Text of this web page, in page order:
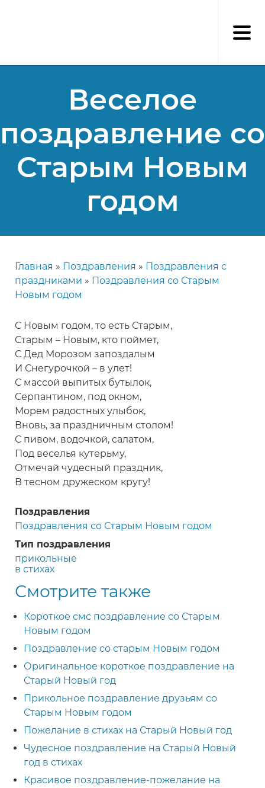
Веселое
поздравление со
Старым Новым
годом
Строка
навигации
Главная Поздравления
Поздравления с
праздниками
Поздравления со Старым
Новым годом
С Новым годом, то есть Старым,
Старым – Новым, кто поймет,
С Дед Морозом запоздалым
И Снегурочкой – в улет!
С массой выпитых бутылок,
Серпантином, под окном,
Морем радостных улыбок,
Вновь, за праздничным столом!
С пивом, водочкой, салатом,
Под веселья кутерьму,
Отмечай чудесный праздник,
В тесном дружеском кругу!
Поздравления
Поздравления со Старым Новым годом
Тип поздравления
прикольные
в стихах
Смотрите также
Короткое смс поздравление со Старым
Новым годом
Поздравление со старым Новым годом
Оригинальное короткое поздравление на
Старый Новый год
Прикольное поздравление друзьям со
Старым Новым годом
Пожелание в стихах на Старый Новый год
Чудесное поздравление на Старый Новый
год в стихах
Красивое поздравление-пожелание на